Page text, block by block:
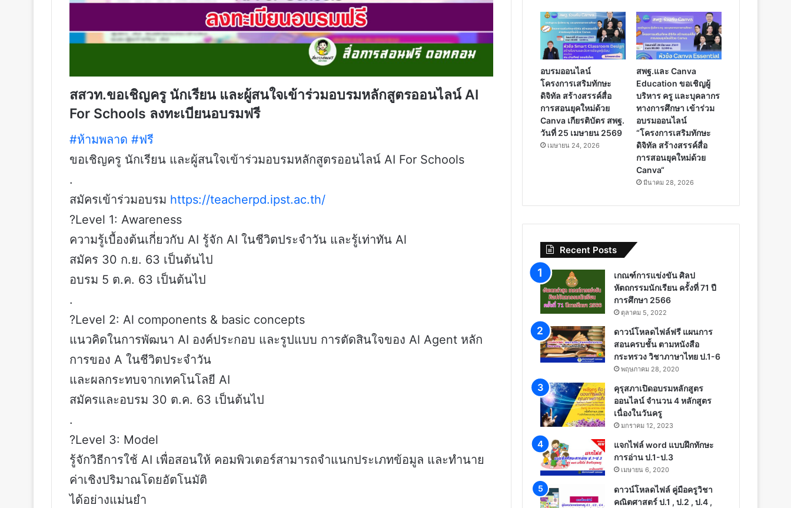
สสวท.ขอเชิญครู นักเรียน และผู้สนใจเข้าร่วมอบรมหลักสูตรออนไลน์ AI
For Schools ลงทะเบียนอบรมฟรี
#ห้ามพลาด #ฟรี
ขอเชิญครู นักเรียน และผู้สนใจเข้าร่วมอบรมหลักสูตรออนไลน์ AI For Schools
.
สมัครเข้าร่วมอบรม https://teacherpd.ipst.ac.th/
?Level 1: Awareness
ความรู้เบื้องต้นเกี่ยวกับ AI รู้จัก AI ในชีวิตประจำวัน และรู้เท่าทัน Al
สมัคร 30 ก.ย. 63 เป็นต้นไป
อบรม 5 ต.ค. 63 เป็นต้นไป
.
?Level 2: Al components & basic concepts
แนวคิดในการพัฒนา AI องค์ประกอบ และรูปแบบ การตัดสินใจของ Al Agent หลัก
การของ A ในชีวิตประจำวัน
และผลกระทบจากเทคโนโลยี AI
สมัครและอบรม 30 ต.ค. 63 เป็นต้นไป
.
?Level 3: Model
รู้จักวิธีการใช้ AI เพื่อสอนให้ คอมพิวเตอร์สามารถจำแนกประเภทข้อมูล และทำนาย
ค่าเชิงปริมาณโดยอัตโนมัติ
ได้อย่างแม่นยำ
อบรมออนไลน์
โครงการเสริมทักษะ
ดิจิทัล สร้างสรรค์สื่อ
การสอนยุคใหม่ด้วย
Canva เกียรติบัตร สพฐ.
วันที่ 25 เมษายน 2569
เมษายน 24, 2026
สพฐ.และ Canva
Education ขอเชิญผู้
บริหาร ครู และบุคลากร
ทางการศึกษา เข้าร่วม
อบรมออนไลน์
“โครงการเสริมทักษะ
ดิจิทัล สร้างสรรค์สื่อ
การสอนยุคใหม่ด้วย
Canva“
มีนาคม 28, 2026
Recent Posts
เกณฑ์การแข่งขัน ศิลป
หัตถกรรมนักเรียน ครั้งที่ 71 ปี
การศึกษา 2566
ตุลาคม 5, 2022
ดาวน์โหลดไฟล์ฟรี แผนการ
สอนครบชั้น ตามหนังสือ
กระทรวง วิชาภาษาไทย ป.1-6
พฤษภาคม 28, 2020
คุรุสภาเปิดอบรมหลักสูตร
ออนไลน์ จำนวน 4 หลักสูตร
เนื่องในวันครู
มกราคม 12, 2023
แจกไฟล์ word แบบฝึกทักษะ
การอ่าน ป.1-ป.3
เมษายน 6, 2020
ดาวน์โหลดไฟล์ คู่มือครูวิชา
คณิตศาสตร์ ป.1 , ป.2 , ป.4 ,